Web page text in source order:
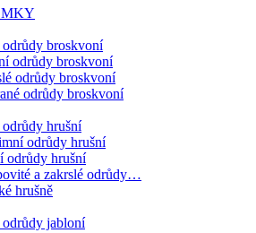
odrůdy broskvoní
odrůdy broskvoní
odrůdy broskvoní
odrůdy broskvoní
hrušní
odrůdy hrušní
odrůdy hrušní
a zakrslé odrůdy…
hrušně
jabloní